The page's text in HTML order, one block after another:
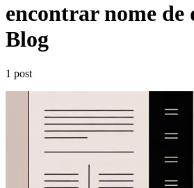
encontrar nome de
Blog
1 post